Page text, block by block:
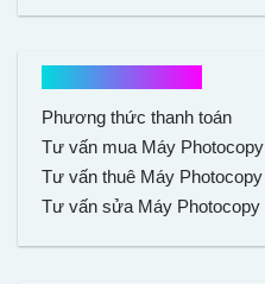
Phương thức thanh toán
Tư vấn mua Máy Photocopy
Tư vấn thuê Máy Photocopy
Tư vấn sửa Máy Photocopy